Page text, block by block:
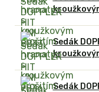
Sedák
Sedák